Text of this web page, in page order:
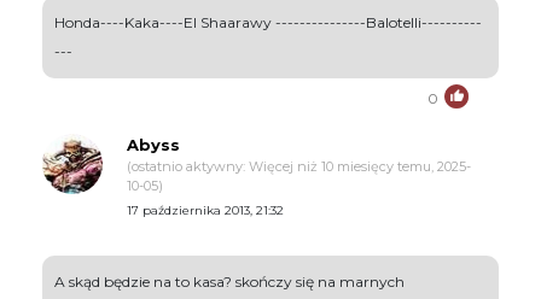
Honda----Kaka----El Shaarawy ---------------Balotelli----------
---
0
Abyss
(ostatnio aktywny: Więcej niż 10 miesięcy temu, 2025-
10-05)
17 października 2013, 21:32
A skąd będzie na to kasa? skończy się na marnych